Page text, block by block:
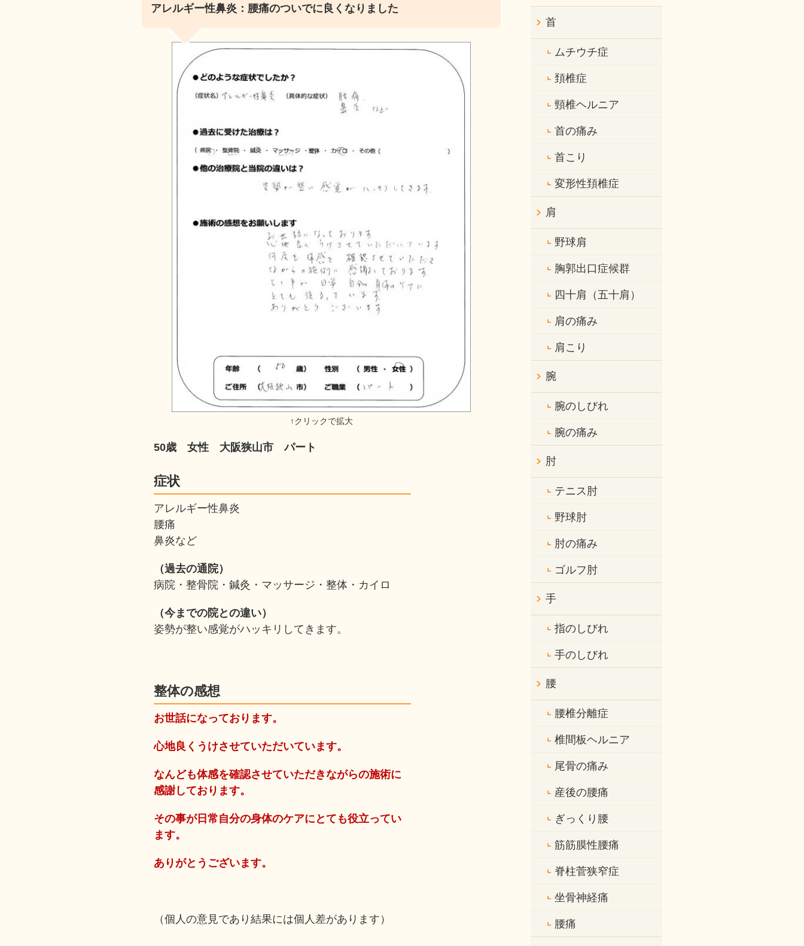
アレルギー性鼻炎：腰痛のついでに良くなりました
50歳 女性 大阪狭山市 パート
症状
アレルギー性鼻炎
腰痛
鼻炎など
（過去の通院）
病院・整骨院・鍼灸・マッサージ・整体・カイロ
（今までの院との違い）
姿勢が整い感覚がハッキリしてきます。
整体の感想
お世話になっております。
心地良くうけさせていただいています。
なんども体感を確認させていただきながらの施術に
感謝しております。
その事が日常自分の身体のケアにとても役立ってい
ます。
ありがとうございます。
（個人の意見であり結果には個人差があります）
首
ムチウチ症
頚椎症
頸椎ヘルニア
首の痛み
首こり
変形性頚椎症
肩
野球肩
胸郭出口症候群
四十肩（五十肩）
肩の痛み
肩こり
腕
腕のしびれ
腕の痛み
肘
テニス肘
野球肘
肘の痛み
ゴルフ肘
手
指のしびれ
手のしびれ
腰
腰椎分離症
椎間板ヘルニア
尾骨の痛み
産後の腰痛
ぎっくり腰
筋筋膜性腰痛
脊柱菅狭窄症
坐骨神経痛
腰痛